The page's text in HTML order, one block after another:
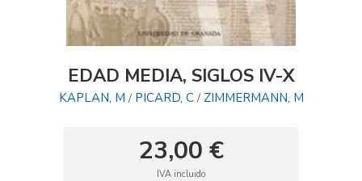
EDAD MEDIA, SIGLOS IV-X
KAPLAN, M / PICARD, C/ ZIMMERMANN, M
23,00 €
IVA incluido